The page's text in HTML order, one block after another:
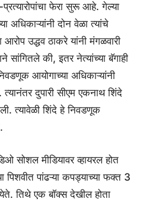
फेरा सुरू आहे. गेल्या
अधिकाऱ्यांनी दोन वेळा त्यांचे
उद्धव ठाकरे यांनी मंगळवारी
की, इतर नेत्यांच्या बॅगाही
आयोगाच्या अधिकाऱ्यांनी
त्यानंतर दुपारी सीएम एकनाथ शिंदे
त्यावेळी शिंदे हे निवडणूक
सोशल मीडियावर व्हायरल होत
पिशवीत पांढऱ्या कपड्याच्या फक्त 3
तिथे एक बॉक्स देखील होता